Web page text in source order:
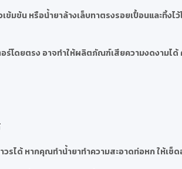
ข้น หรือน้ำยาล้างเล็บทาตรงรอยเปื้อนและทิ้ง
ร์โดยตรง อาจทำให้ผลิตภัณฑ์เสียความงดงามไ
รได้ หากคุณทำน้ำยาทำความสะอาดท่อหก ให้เช็